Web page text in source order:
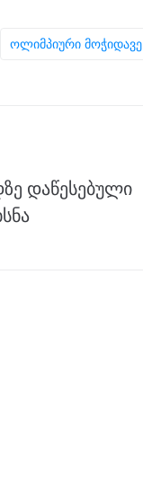
at ar
Ოლიმპიური Მოჭიდავე
დაწესებული